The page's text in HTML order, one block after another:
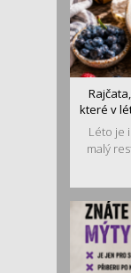
které v
Léto je
malý